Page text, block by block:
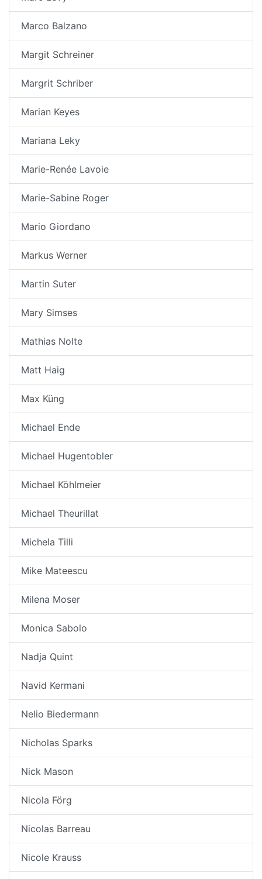
Marco Balzano
Margit Schreiner
Margrit Schriber
Marian Keyes
Mariana Leky
Marie-Renée Lavoie
Marie-Sabine Roger
Mario Giordano
Markus Werner
Martin Suter
Mary Simses
Mathias Nolte
Matt Haig
Max Küng
Michael Ende
Michael Hugentobler
Michael Köhlmeier
Michael Theurillat
Michela Tilli
Mike Mateescu
Milena Moser
Monica Sabolo
Nadja Quint
Navid Kermani
Nelio Biedermann
Nicholas Sparks
Nick Mason
Nicola Förg
Nicolas Barreau
Nicole Krauss